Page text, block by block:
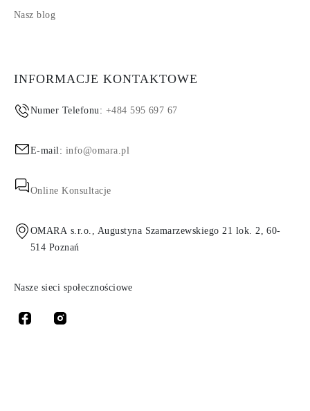
Nasz blog
INFORMACJE KONTAKTOWE
Numer Telefonu: +484 595 697 67
E-mail: info@omara.pl
Online Konsultacje
OMARA s.r.o., Augustyna Szamarzewskiego 21 lok. 2, 60-
514 Poznań
Nasze sieci społecznościowe